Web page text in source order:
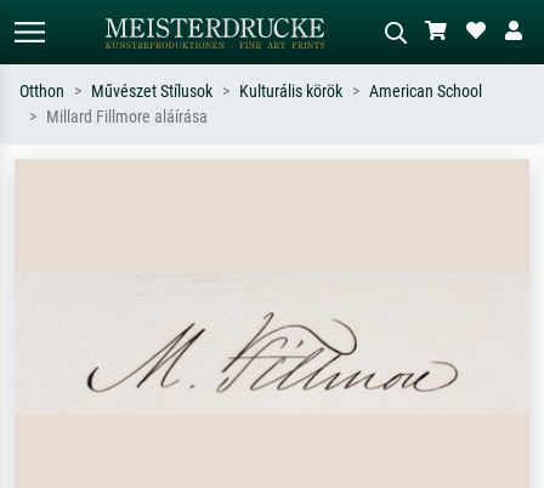
Otthon Művészet Stílusok Kulturális körök
American School
Millard Fillmore aláírása